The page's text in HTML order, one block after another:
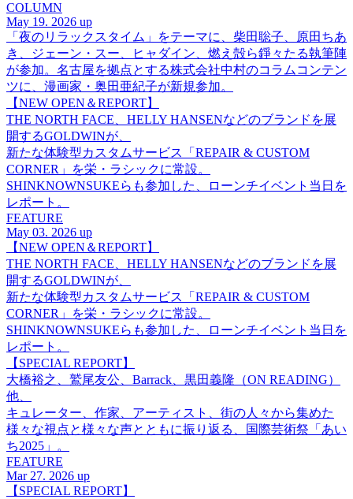
COLUMN
May 19. 2026 up
「夜のリラックスタイム」をテーマに、柴田聡子、原田ちあ
き、ジェーン・スー、ヒャダイン、燃え殻ら錚々たる執筆陣
が参加。名古屋を拠点とする株式会社中村のコラムコンテン
ツに、漫画家・奥田亜紀子が新規参加。
【NEW OPEN＆REPORT】
THE NORTH FACE、HELLY HANSENなどのブランドを展
開するGOLDWINが、
新たな体験型カスタムサービス「REPAIR & CUSTOM
CORNER」を栄・ラシックに常設。
SHINKNOWNSUKEらも参加した、ローンチイベント当日を
レポート。
FEATURE
May 03. 2026 up
【NEW OPEN＆REPORT】
THE NORTH FACE、HELLY HANSENなどのブランドを展
開するGOLDWINが、
新たな体験型カスタムサービス「REPAIR & CUSTOM
CORNER」を栄・ラシックに常設。
SHINKNOWNSUKEらも参加した、ローンチイベント当日を
レポート。
【SPECIAL REPORT】
大橋裕之、鷲尾友公、Barrack、黒田義隆（ON READING）
他、
キュレーター、作家、アーティスト、街の人々から集めた
様々な視点と様々な声とともに振り返る、国際芸術祭「あい
ち2025」。
FEATURE
Mar 27. 2026 up
【SPECIAL REPORT】